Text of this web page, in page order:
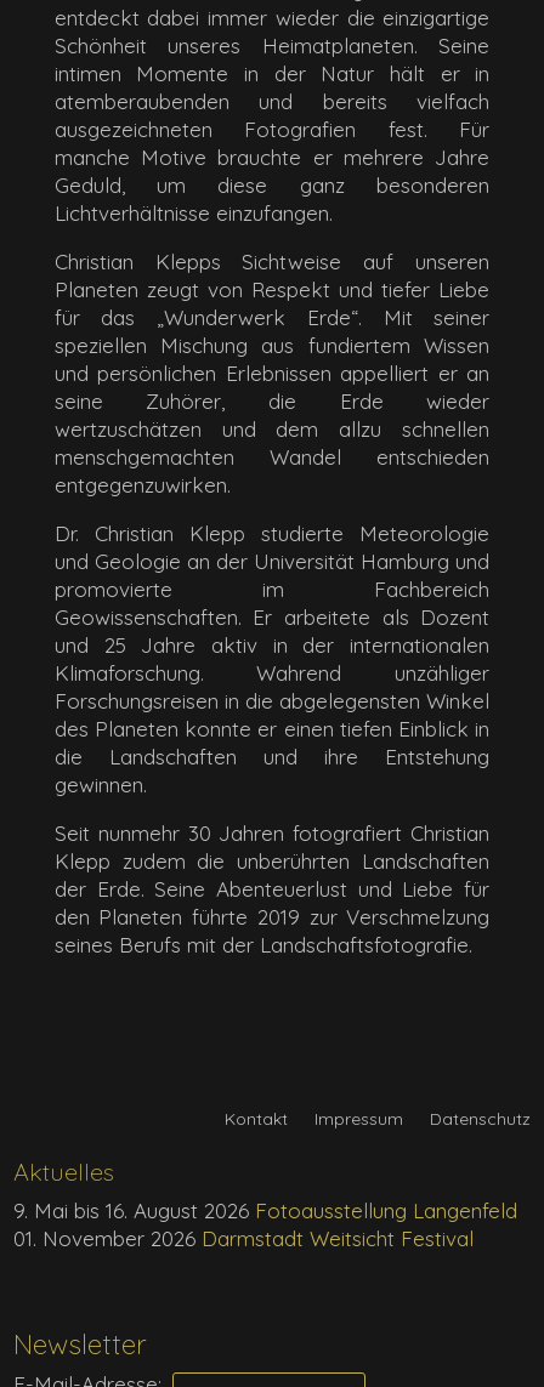
entdeckt dabei immer wieder die einzigartige
Schönheit unseres Heimatplaneten. Seine
intimen Momente in der Natur hält er in
atemberaubenden und bereits vielfach
ausgezeichneten Fotografien fest. Für
manche Motive brauchte er mehrere Jahre
Geduld, um diese ganz besonderen
Lichtverhältnisse einzufangen.
Christian Klepps Sichtweise auf unseren
Planeten zeugt von Respekt und tiefer Liebe
für das „Wunderwerk Erde“. Mit seiner
speziellen Mischung aus fundiertem Wissen
und persönlichen Erlebnissen appelliert er an
seine Zuhörer, die Erde wieder
wertzuschätzen und dem allzu schnellen
menschgemachten Wandel entschieden
entgegenzuwirken.
Dr. Christian Klepp studierte Meteorologie
und Geologie an der Universität Hamburg und
promovierte im Fachbereich
Geowissenschaften. Er arbeitete als Dozent
und 25 Jahre aktiv in der internationalen
Klimaforschung. Wahrend unzähliger
Forschungsreisen in die abgelegensten Winkel
des Planeten konnte er einen tiefen Einblick in
die Landschaften und ihre Entstehung
gewinnen.
Seit nunmehr 30 Jahren fotografiert Christian
Klepp zudem die unberührten Landschaften
der Erde. Seine Abenteuerlust und Liebe für
den Planeten führte 2019 zur Verschmelzung
seines Berufs mit der Landschaftsfotografie.
Newsletter
Aktuelles
9. Mai bis 16. August 2026 Fotoausstellung Langenfeld
01. November 2026 Darmstadt Weitsicht Festival
Kontakt Impressum Datenschutz